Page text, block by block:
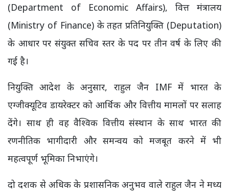
(Department of Economic Affairs), वित्त मंत्रालय
(Ministry of Finance) के तहत प्रतिनियुक्ति (Deputation)
के आधार पर संयुक्त सचिव स्तर के पद पर तीन वर्ष के लिए की
गई है।
नियुक्ति आदेश के अनुसार, राहुल जैन IMF में भारत के
एग्जीक्यूटिव डायरेक्टर को आर्थिक और वित्तीय मामलों पर सलाह
देंगे। साथ ही वह वैश्विक वित्तीय संस्थान के साथ भारत की
रणनीतिक भागीदारी और समन्वय को मजबूत करने में भी
महत्वपूर्ण भूमिका निभाएंगे।
दो दशक से अधिक के प्रशासनिक अनुभव वाले राहुल जैन ने मध्य